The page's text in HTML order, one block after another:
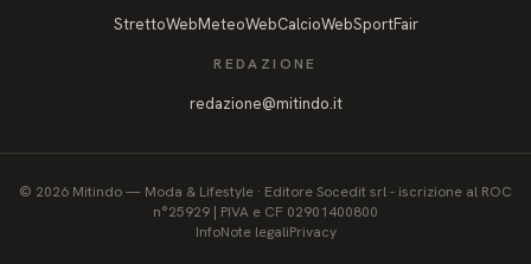
StrettoWebMeteoWebCalcioWebSportFair
REDAZIONE
redazione@mitindo.it
© 2026 Mitindo— Moda & Lifestyle · Editore Socedit srl - iscrizione al ROC
n°25929 | PIVA e CF 02901400800
InfoNote legaliPrivacy